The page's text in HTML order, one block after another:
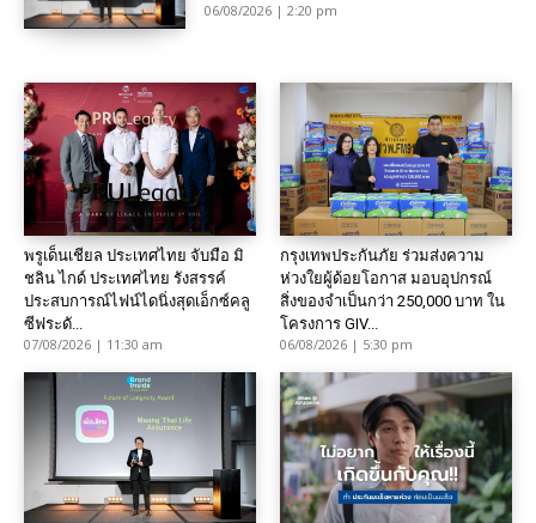
06/08/2026 | 2:20 pm
พรูเด็นเชียล ประเทศไทย จับมือ มิ
ชลิน ไกด์ ประเทศไทย รังสรรค์
ประสบการณ์ไฟน์ไดนิ่งสุดเอ็กซ์คลู
ซีฟระดั...
07/08/2026 | 11:30 am
กรุงเทพประกันภัย ร่วมส่งความ
ห่วงใยผู้ด้อยโอกาส มอบอุปกรณ์
สิ่งของจำเป็นกว่า 250,000 บาท ใน
โครงการ GIV...
06/08/2026 | 5:30 pm